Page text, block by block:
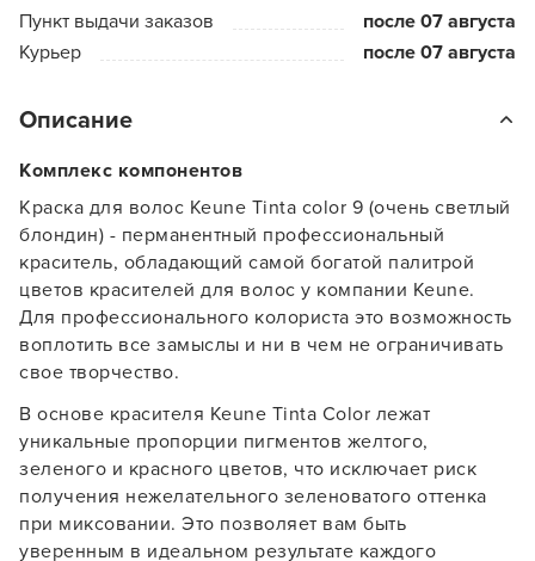
Пункт выдачи заказов
после 07 августа
Курьер
после 07 августа
Описание
Комплекс компонентов
Краска для волос Keune Tinta color 9 (очень светлый
блондин) - перманентный профессиональный
краситель, обладающий самой богатой палитрой
цветов красителей для волос у компании Keune.
Для профессионального колориста это возможность
воплотить все замыслы и ни в чем не ограничивать
свое творчество.
В основе красителя Keune Tinta Color лежат
уникальные пропорции пигментов желтого,
зеленого и красного цветов, что исключает риск
получения нежелательного зеленоватого оттенка
при миксовании. Это позволяет вам быть
уверенным в идеальном результате каждого